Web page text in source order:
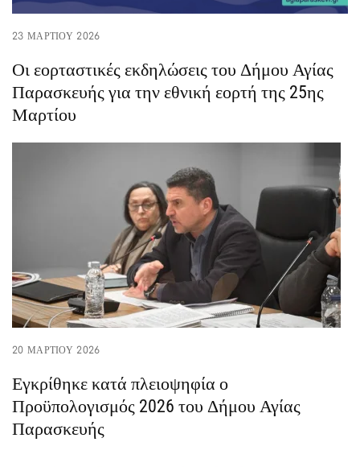
23 ΜΑΡΤΊΟΥ 2026
Οι εορταστικές εκδηλώσεις του Δήμου Αγίας
Παρασκευής για την εθνική εορτή της 25ης
Μαρτίου
20 ΜΑΡΤΊΟΥ 2026
Εγκρίθηκε κατά πλειοψηφία ο
Προϋπολογισμός 2026 του Δήμου Αγίας
Παρασκευής